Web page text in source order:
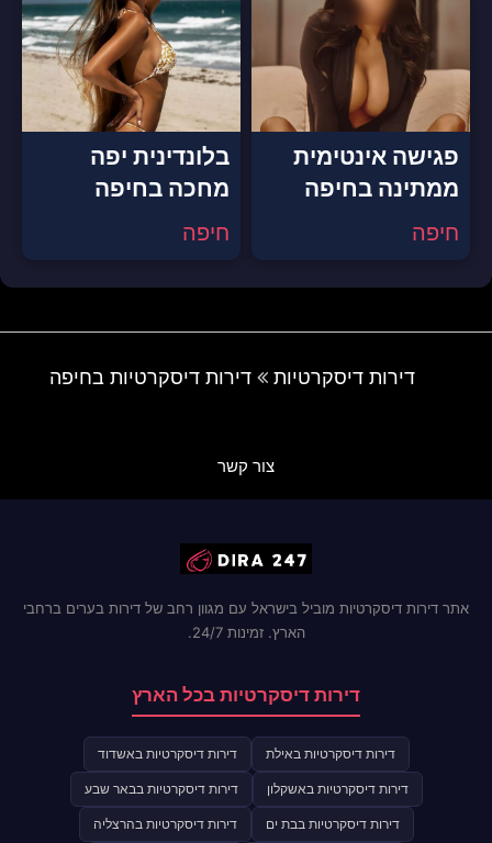
פגישה אינטימית
ממתינה בחיפה
חיפה
בלונדינית יפה
מחכה בחיפה
חיפה
דירות דיסקרטיות דירות דיסקרטיות בחיפה
צור קשר
אתר דירות דיסקרטיות מוביל בישראל עם מגוון רחב של דירות בערים ברחבי
הארץ. זמינות 24/7.
דירות דיסקרטיות בכל הארץ
דירות דיסקרטיות באילת דירות דיסקרטיות באשדוד
דירות דיסקרטיות באשקלון דירות דיסקרטיות בבאר שבע
דירות דיסקרטיות בבת ים דירות דיסקרטיות בהרצליה